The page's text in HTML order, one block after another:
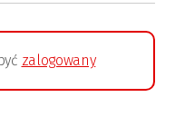
zalogowany